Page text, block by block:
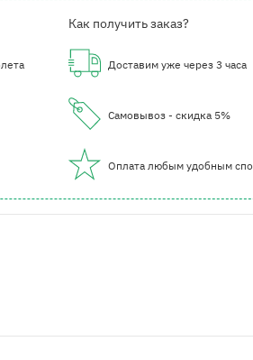
Как получить заказ?
Доставим уже через 3 часа
Самовывоз - скидка 5%
Оплата любым удобным